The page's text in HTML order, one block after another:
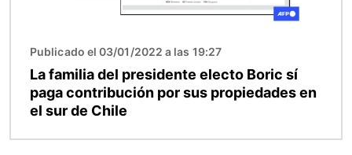
Publicado el 03/01/2022 a las 19:27
La familia del presidente electo Boric sí
paga contribución por sus propiedades en
el sur de Chile